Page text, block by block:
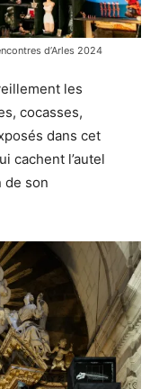
d’Arles 2024
les
cocasses,
dans cet
cachent l’autel
de son